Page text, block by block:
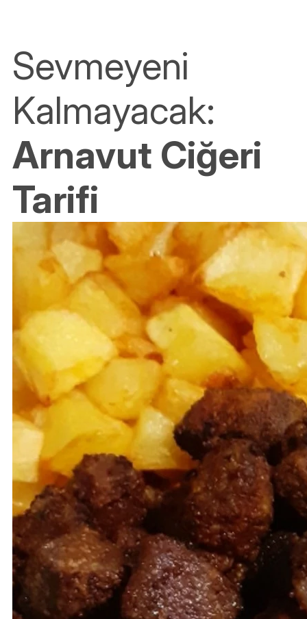
Sevmeyeni
Kalmayacak:
Arnavut Ciğeri
Tarifi